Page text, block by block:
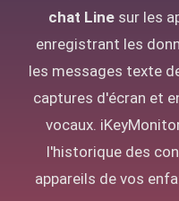
chat Linesur les
enregistrant les
les messages texte
captures d'écran et
vocaux.
l'historique des
appareils de vos